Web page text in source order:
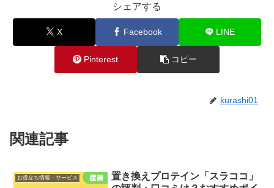
シェアする
X Facebook LINE
Pinterest コピー
kurashi01
関連記事
お役立ち情報・サービス
置き換えプロテイン「スラココ」